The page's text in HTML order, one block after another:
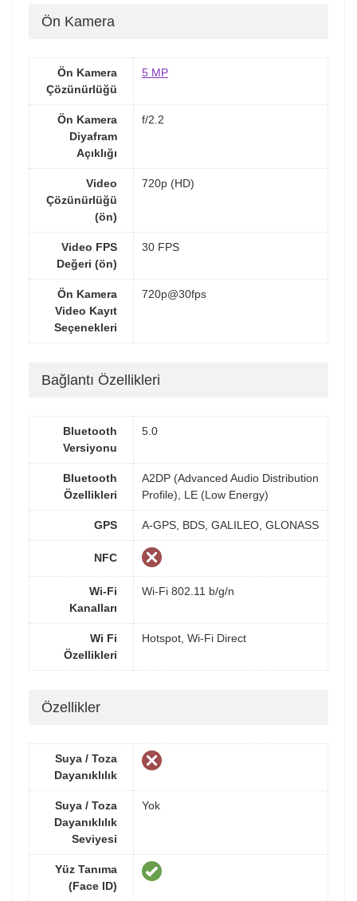
Ön Kamera
Ön Kamera
Çözünürlüğü
5 MP
Ön Kamera
Diyafram
Açıklığı
f/2.2
Video
Çözünürlüğü
(ön)
720p (HD)
Video FPS
Değeri (ön)
30 FPS
Ön Kamera
Video Kayıt
Seçenekleri
720p@30fps
Bağlantı Özellikleri
Bluetooth
Versiyonu
5.0
Bluetooth
Özellikleri
A2DP (Advanced Audio Distribution
Profile), LE (Low Energy)
GPS A-GPS, BDS, GALILEO, GLONASS
NFC
Wi-Fi
Kanalları
Wi-Fi 802.11 b/g/n
Wi Fi
Özellikleri
Hotspot, Wi-Fi Direct
Özellikler
Suya / Toza
Dayanıklılık
Suya / Toza
Dayanıklılık
Seviyesi
Yok
Yüz Tanıma
(Face ID)